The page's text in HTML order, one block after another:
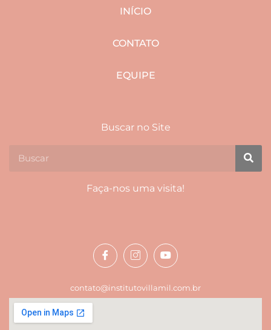
INÍCIO
CONTATO
EQUIPE
Buscar no Site
Faça-nos uma visita!
contato@institutovillamil.com.br